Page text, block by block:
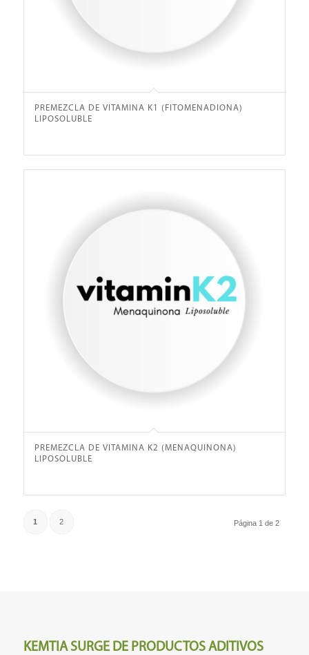
PREMEZCLA DE VITAMINA K1 (FITOMENADIONA)
LIPOSOLUBLE
PREMEZCLA DE VITAMINA K2 (MENAQUINONA)
LIPOSOLUBLE
Página 1 de 2
1 2
KEMTIA SURGE DE PRODUCTOS ADITIVOS